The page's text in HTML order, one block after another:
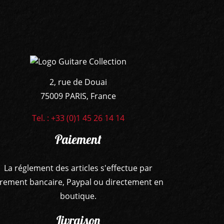
2, rue de Douai
75009 PARIS, France
Tel. : +33 (0)1 45 26 14 14
Paiement
La réglement des articles s'effectue par
bancaire, Paypal ou directement en
boutique.
Livraison